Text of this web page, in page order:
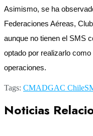
Asimismo, se ha
Federaciones Aéreas,
aunque no tienen el SMS
optado por realizarlo
operaciones.
Tags: CMADGAC Chile
Noticias